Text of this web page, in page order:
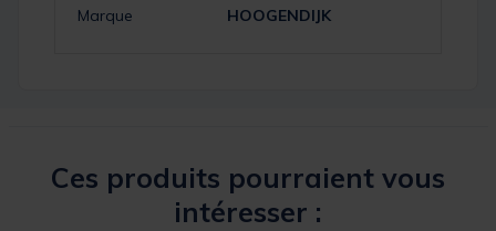
Marque
HOOGENDIJK
Ces produits pourraient vous
intéresser :